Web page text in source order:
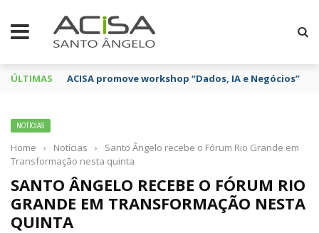
ÚLTIMAS ACISA promove workshop “Dados, IA e Negócios”
NOTÍCIAS
Home › Notícias ›
Santo Ângelo recebe o Fórum Rio Grande em
Transformação nesta quinta
SANTO ÂNGELO RECEBE O FÓRUM RIO
GRANDE EM TRANSFORMAÇÃO NESTA
QUINTA